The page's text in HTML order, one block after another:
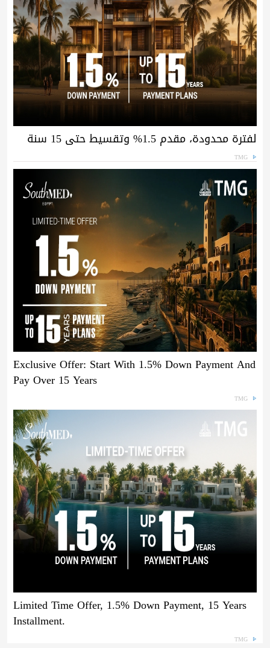
لفترة محدودة، مقدم 1.5% وتقسيط حتى 15 سنة
TMG
Exclusive Offer: Start With 1.5% Down Payment And
Pay Over 15 Years
TMG
Limited Time Offer, 1.5% Down Payment, 15 Years
Installment.
TMG